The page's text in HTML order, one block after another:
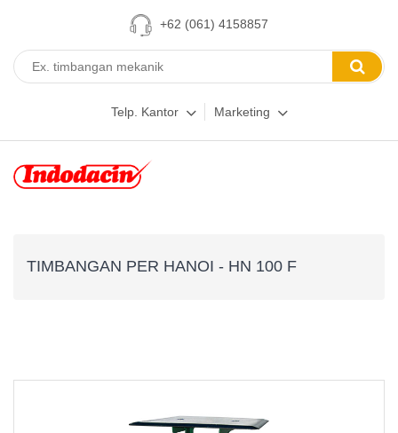
+62 (061) 4158857
Telp. Kantor Marketing
TIMBANGAN PER HANOI - HN 100 F